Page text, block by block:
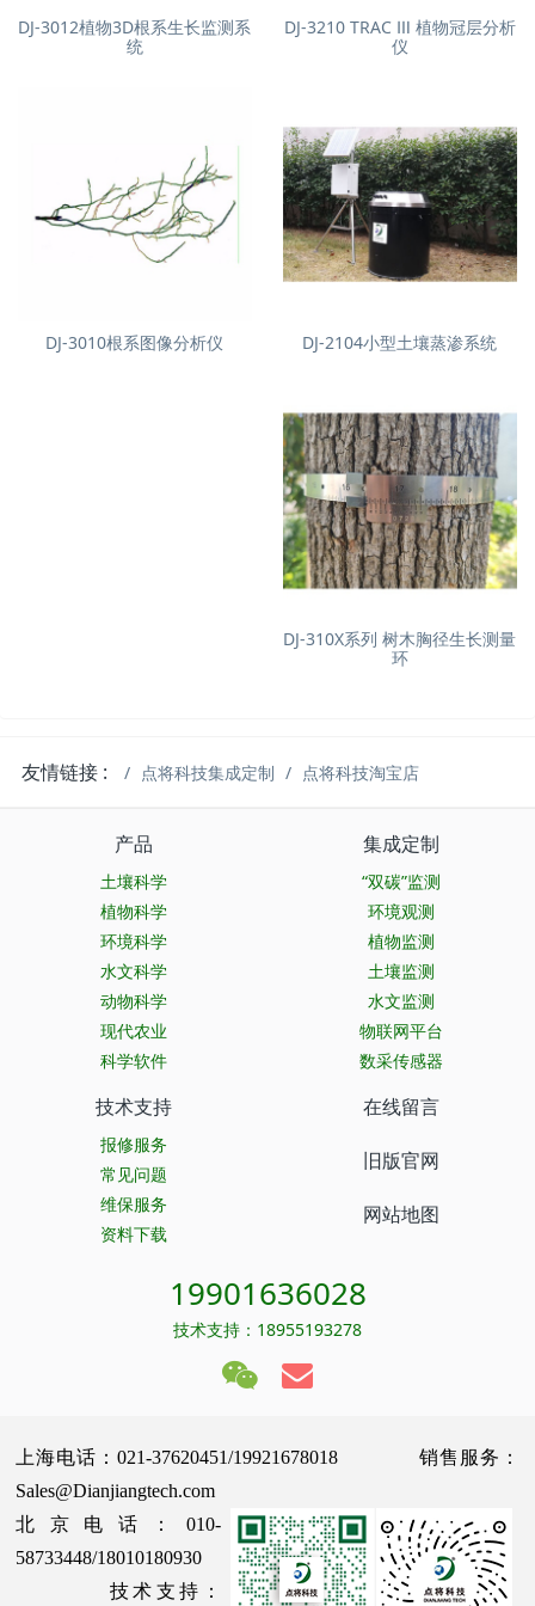
DJ-3012植物3D根系生长监测系
统
DJ-3210 TRAC Ⅲ 植物冠层分析
仪
DJ-2104小型土壤蒸渗系统
DJ-3010根系图像分析仪
DJ-310X系列 树木胸径生长测量
环
友情链接 : 点将科技集成定制 点将科技淘宝店
产品
土壤科学
植物科学
环境科学
水文科学
动物科学
现代农业
科学软件
集成定制
“双碳”监测
环境观测
植物监测
土壤监测
水文监测
物联网平台
数采传感器
技术支持
报修服务
常见问题
维保服务
资料下载
在线留言
旧版官网
网站地图
19901636028
技术支持：18955193278
上海电话：021-37620451/19921678018 销售服务：
Sales@Dianjiangtech.com
北京电话：010-
58733448/18010180930
技术支持：